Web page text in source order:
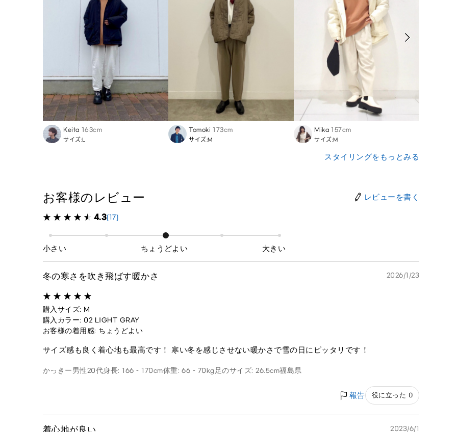
Keita 163cm
サイズ:L
Tomoki 173cm
サイズ:M
Mika 157cm
サイズ:M
スタイリングをもっとみる
お客様のレビュー レビューを書く
4.3(17)
小さい ちょうどよい 大きい
冬の寒さを吹き飛ばす暖かさ 2026/1/23
購入サイズ: M
購入カラー: 02 LIGHT GRAY
お客様の着用感: ちょうどよい
サイズ感も良く着心地も最高です！ 寒い冬を感じさせない暖かさで雪の日にピッタリです！
かっきー男性20代身長: 166 - 170cm体重: 66 - 70kg足のサイズ: 26.5cm福島県
報告 役に立った 0
着心地が良い 2023/6/1